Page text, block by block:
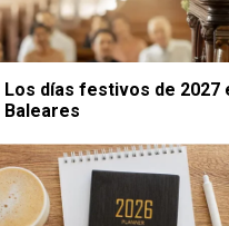
Los días festivos de 2027
Baleares